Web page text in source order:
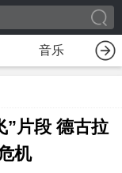
音乐
”片段 德古拉
机